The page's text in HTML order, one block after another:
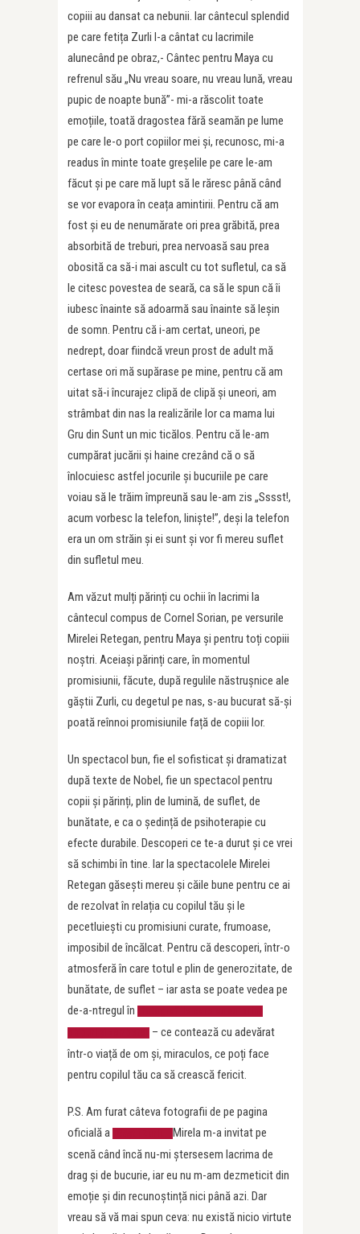
copiii au dansat ca nebunii. Iar cântecul splendid
pe care fetița Zurli l-a cântat cu lacrimile
alunecând pe obraz,- Cântec pentru Maya cu
refrenul său „Nu vreau soare, nu vreau lună, vreau
pupic de noapte bună”- mi-a răscolit toate
emoțiile, toată dragostea fără seamăn pe lume
pe care le-o port copiilor mei și, recunosc, mi-a
readus în minte toate greșelile pe care le-am
făcut și pe care mă lupt să le răresc până când
se vor evapora în ceața amintirii. Pentru că am
fost și eu de nenumărate ori prea grăbită, prea
absorbită de treburi, prea nervoasă sau prea
obosită ca să-i mai ascult cu tot sufletul, ca să
le citesc povestea de seară, ca să le spun că îi
iubesc înainte să adoarmă sau înainte să leșin
de somn. Pentru că i-am certat, uneori, pe
nedrept, doar fiindcă vreun prost de adult mă
certase ori mă supărase pe mine, pentru că am
uitat să-i încurajez clipă de clipă și uneori, am
strâmbat din nas la realizările lor ca mama lui
Gru din Sunt un mic ticălos. Pentru că le-am
cumpărat jucării și haine crezând că o să
înlocuiesc astfel jocurile și bucuriile pe care
voiau să le trăim împreună sau le-am zis „Sssst!,
acum vorbesc la telefon, liniște!”, deși la telefon
era un om străin și ei sunt și vor fi mereu suflet
din sufletul meu.
Am văzut mulți părinți cu ochii în lacrimi la
cântecul compus de Cornel Sorian, pe versurile
Mirelei Retegan, pentru Maya și pentru toți copiii
noștri. Aceiași părinți care, în momentul
promisiunii, făcute, după regulile năstrușnice ale
găștii Zurli, cu degetul pe nas, s-au bucurat să-și
poată reînnoi promisiunile față de copiii lor.
Un spectacol bun, fie el sofisticat și dramatizat
după texte de Nobel, fie un spectacol pentru
copii și părinți, plin de lumină, de suflet, de
bunătate, e ca o ședință de psihoterapie cu
efecte durabile. Descoperi ce te-a durut și ce vrei
să schimbi în tine. Iar la spectacolele Mirelei
Retegan găsești mereu și căile bune pentru ce ai
de rezolvat în relația cu copilul tău și le
pecetluiești cu promisiuni curate, frumoase,
imposibil de încălcat. Pentru că descoperi, într-o
atmosferă în care totul e plin de generozitate, de
bunătate, de suflet – iar asta se poate vedea pe
de-a-ntregul în
– ce contează cu adevărat
într-o viață de om și, miraculos, ce poți face
pentru copilul tău ca să crească fericit.
P.S. Am furat câteva fotografii de pe pagina
oficială a
Mirela m-a invitat pe
scenă când încă nu-mi ștersesem lacrima de
drag și de bucurie, iar eu nu m-am dezmeticit din
emoție și din recunoștință nici până azi. Dar
vreau să vă mai spun ceva: nu există nicio virtute